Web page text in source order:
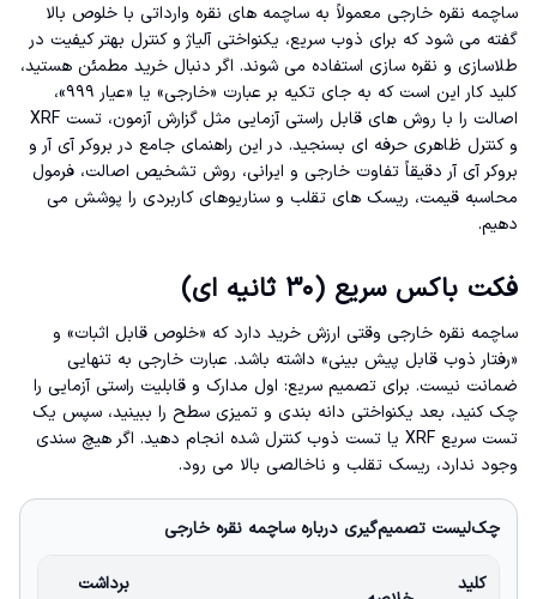
ساچمه نقره خارجی معمولاً به ساچمه های نقره وارداتی با خلوص بالا
گفته می شود که برای ذوب سریع، یکنواختی آلیاژ و کنترل بهتر کیفیت در
طلاسازی و نقره سازی استفاده می شوند. اگر دنبال خرید مطمئن هستید،
کلید کار این است که به جای تکیه بر عبارت «خارجی» یا «عیار ۹۹۹»،
اصالت را با روش های قابل راستی آزمایی مثل گزارش آزمون، تست XRF
و کنترل ظاهری حرفه ای بسنجید. در این راهنمای جامع در بروکر آی آر و
بروکر آی آر دقیقاً تفاوت خارجی و ایرانی، روش تشخیص اصالت، فرمول
محاسبه قیمت، ریسک های تقلب و سناریوهای کاربردی را پوشش می
دهیم.
فکت باکس سریع (۳۰ ثانیه ای)
ساچمه نقره خارجی وقتی ارزش خرید دارد که «خلوص قابل اثبات» و
«رفتار ذوب قابل پیش بینی» داشته باشد. عبارت خارجی به تنهایی
ضمانت نیست. برای تصمیم سریع: اول مدارک و قابلیت راستی آزمایی را
چک کنید، بعد یکنواختی دانه بندی و تمیزی سطح را ببینید، سپس یک
تست سریع XRF یا تست ذوب کنترل شده انجام دهید. اگر هیچ سندی
وجود ندارد، ریسک تقلب و ناخالصی بالا می رود.
چک‌لیست تصمیم‌گیری درباره ساچمه نقره خارجی
کلید
برداشت